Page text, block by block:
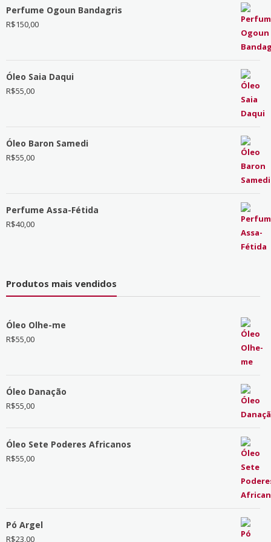
Perfume Ogoun Bandagris
R$150,00
Óleo Saia Daqui
R$55,00
Óleo Baron Samedi
R$55,00
Perfume Assa-Fétida
R$40,00
Produtos mais vendidos
Óleo Olhe-me
R$55,00
Óleo Danação
R$55,00
Óleo Sete Poderes Africanos
R$55,00
Pó Argel
R$23,00